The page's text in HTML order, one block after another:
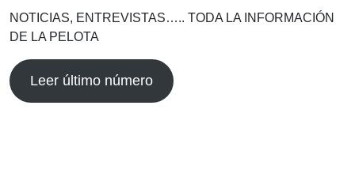
NOTICIAS, ENTREVISTAS….. TODA LA INFORMACIÓN
DE LA PELOTA
Leer último número